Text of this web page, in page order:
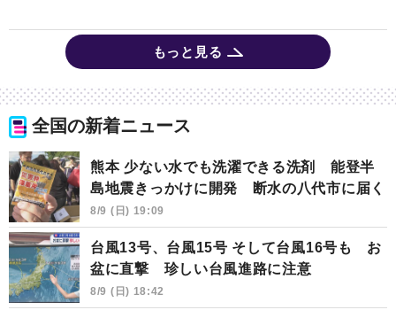
もっと見る
全国の新着ニュース
熊本 少ない水でも洗濯できる洗剤 能登半
島地震きっかけに開発 断水の八代市に届く
8/9 (日) 19:09
台風13号、台風15号 そして台風16号も お
盆に直撃 珍しい台風進路に注意
8/9 (日) 18:42